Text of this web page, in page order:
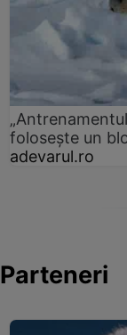
folosește un
adevarul.ro
Parteneri